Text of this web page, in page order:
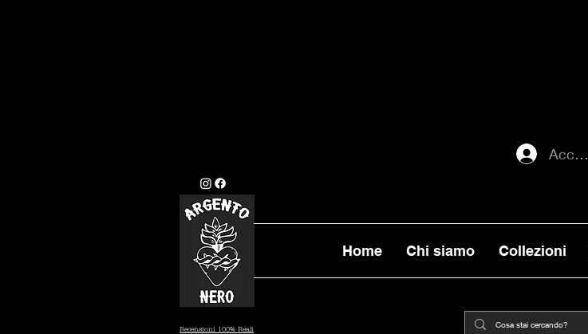
Accedi
Home Chi siamo Collezioni
Recensioni 100% Reali